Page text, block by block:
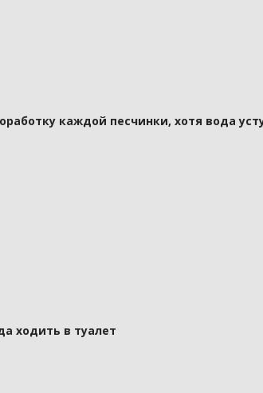
каждой песчинки, хотя вода
ходить в туалет